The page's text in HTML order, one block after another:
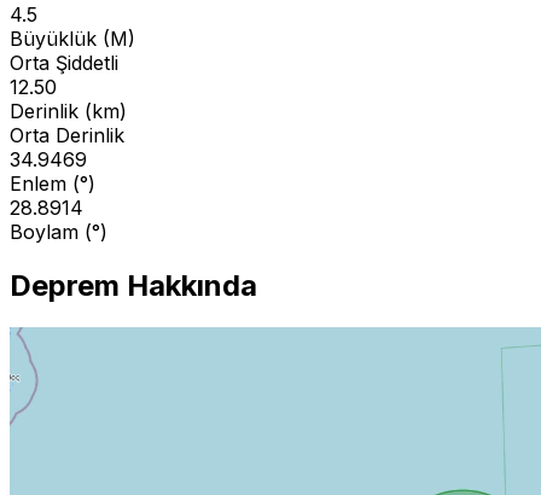
4.5
Büyüklük (M)
Orta Şiddetli
12.50
Derinlik (km)
Orta Derinlik
34.9469
Enlem (°)
28.8914
Boylam (°)
Deprem Hakkında